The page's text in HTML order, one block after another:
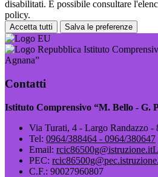
disabilitati. È possibile consultare
policy.
Accetta tutti Salva le preferenze
Istituto
Agnana”
Contatti
Istituto Comprensivo “M. Bello - G.
Via Turati, 4 - Largo Randazzo -
Tel: 0964/388464 - 0964/380647
Email: rcic86500g@istruzione.it
PEC:
C.F.: 90027960807